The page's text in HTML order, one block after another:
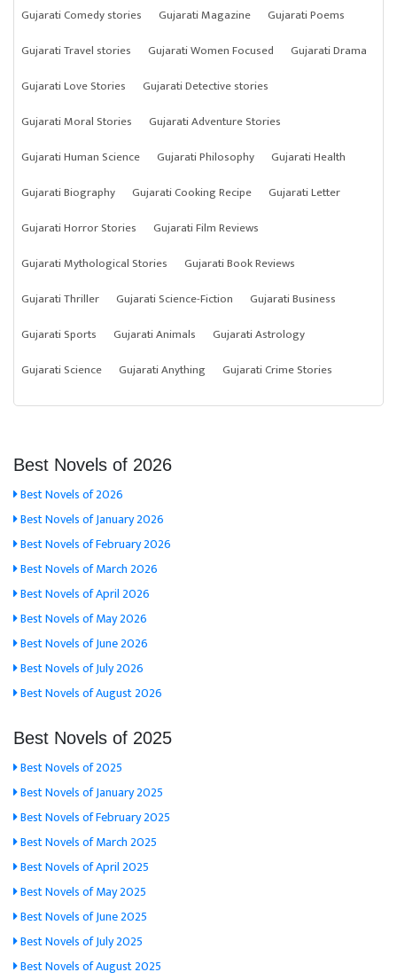
Gujarati Comedy stories
Gujarati Magazine
Gujarati Poems
Gujarati Travel stories
Gujarati Women Focused
Gujarati Drama
Gujarati Love Stories
Gujarati Detective stories
Gujarati Moral Stories
Gujarati Adventure Stories
Gujarati Human Science
Gujarati Philosophy
Gujarati Health
Gujarati Biography
Gujarati Cooking Recipe
Gujarati Letter
Gujarati Horror Stories
Gujarati Film Reviews
Gujarati Mythological Stories
Gujarati Book Reviews
Gujarati Thriller
Gujarati Science-Fiction
Gujarati Business
Gujarati Sports
Gujarati Animals
Gujarati Astrology
Gujarati Science
Gujarati Anything Gujarati Crime Stories
Best Novels of 2026
Best Novels of 2026
Best Novels of January 2026
Best Novels of February 2026
Best Novels of March 2026
Best Novels of April 2026
Best Novels of May 2026
Best Novels of June 2026
Best Novels of July 2026
Best Novels of August 2026
Best Novels of 2025
Best Novels of 2025
Best Novels of January 2025
Best Novels of February 2025
Best Novels of March 2025
Best Novels of April 2025
Best Novels of May 2025
Best Novels of June 2025
Best Novels of July 2025
Best Novels of August 2025